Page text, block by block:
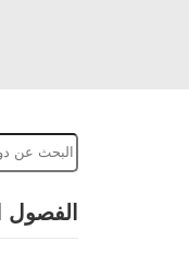
الفصول